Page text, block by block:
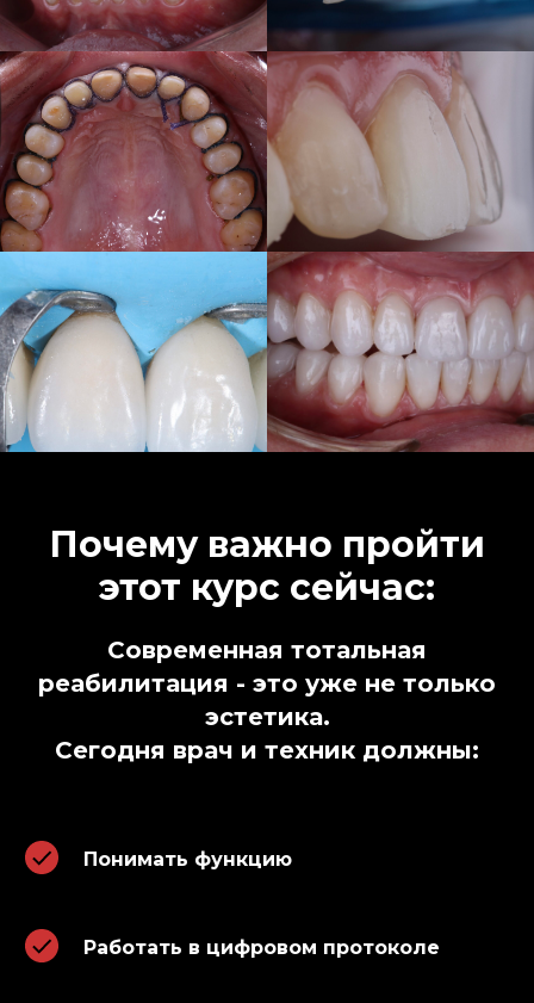
Почему важно пройти
этот курс сейчас:
Современная тотальная
реабилитация - это уже не только
эстетика.
Сегодня врач и техник должны:
Понимать функцию
Работать в цифровом протоколе